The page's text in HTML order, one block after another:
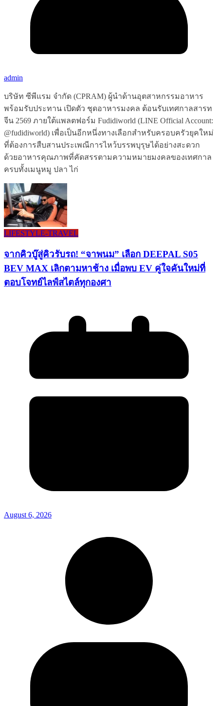
admin
บริษัท ซีพีแรม จำกัด (CPRAM) ผู้นำด้านอุตสาหกรรมอาหาร
พร้อมรับประทาน เปิดตัว ชุดอาหารมงคล ต้อนรับเทศกาลสารท
จีน 2569 ภายใต้แพลตฟอร์ม Fudidiworld (LINE Official Account:
@fudidiworld) เพื่อเป็นอีกหนึ่งทางเลือกสำหรับครอบครัวยุคใหม่
ที่ต้องการสืบสานประเพณีการไหว้บรรพบุรุษได้อย่างสะดวก
ด้วยอาหารคุณภาพที่คัดสรรตามความหมายมงคลของเทศกาล
ครบทั้งเมนูหมู ปลา ไก่
LIFESTYLE​-TRAVEL​
จากคิวบู๊สู่คิวรับรถ! “จาพนม” เลือก DEEPAL S05
BEV MAX เลิกตามหาช้าง เมื่อพบ EV คู่ใจคันใหม่ที่
ตอบโจทย์ไลฟ์สไตล์ทุกองศา
August 6, 2026